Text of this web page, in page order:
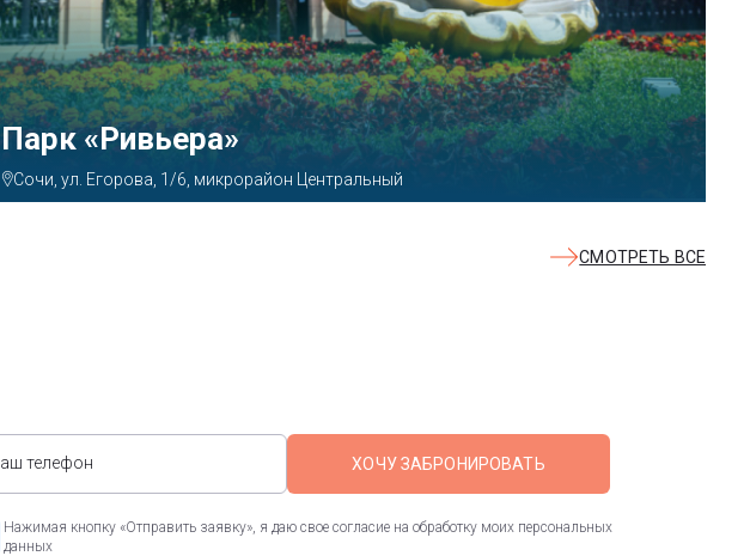
Аквапарк «АКВАЛОО»
Сочи, ул. Декабристов, 78б
СМОТРЕТЬ ВСЕ
ХОЧУ ЗАБРОНИРОВАТЬ
Нажимая кнопку «Отправить заявку», я даю свое согласие на обработку моих персональных
данных